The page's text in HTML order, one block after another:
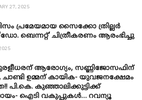
27, 2025
പ്രമേയമായ സൈക്കോ ത്രില്ലർ
‘ഡോ. ബെന്നറ്റ്’ ചിത്രീകരണം ആരംഭിച്ചു
ആരോഗ്യം, സണ്ണിജോസഫിന്
ചാണ്ടി ഉമ്മന് കായിക- യുവജനക്ഷേമം
പി.കെ. കുഞ്ഞാലിക്കുട്ടിക്ക്
ഐടി വകുപ്പുകൾ… റവന്യൂ